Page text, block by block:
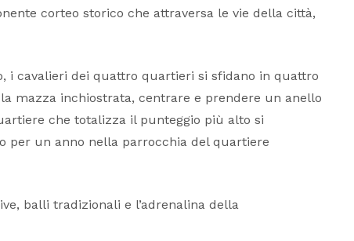
corteo storico che attraversa le vie della città,
i cavalieri dei quattro quartieri si sfidano in quattro
mazza inchiostrata, centrare e prendere un anello
che totalizza il punteggio più alto si
per un anno nella parrocchia del quartiere
balli tradizionali e l’adrenalina della